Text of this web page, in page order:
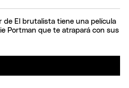
de El brutalista tiene una película
Portman que te atrapará con sus